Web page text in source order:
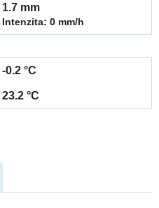
1.7 mm
Intenzita: 0 mm/h
-0.2 °C
23.2 °C